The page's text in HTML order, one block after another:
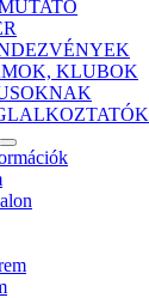
KLUBOK